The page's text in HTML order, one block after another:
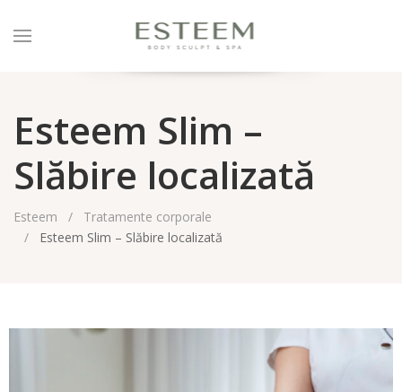
Esteem Slim –
Slăbire localizată
Esteem
Tratamente corporale
Esteem Slim – Slăbire localizată